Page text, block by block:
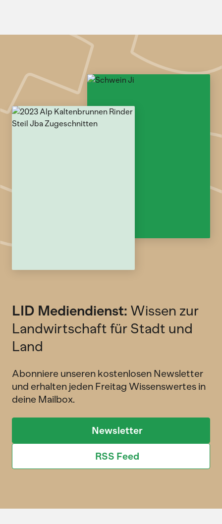
LID Mediendienst: Wissen zur
Landwirtschaft für Stadt und
Land
Abonniere unseren kostenlosen Newsletter
und erhalten jeden Freitag Wissenswertes in
deine Mailbox.
Newsletter
RSS Feed